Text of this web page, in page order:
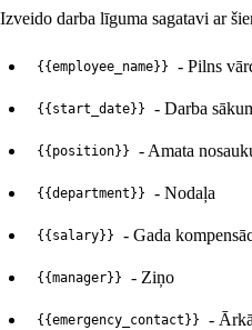
Izveido darba līguma sagatavi ar
{{employee_name}} - Pilns
{{start_date}} - Darba
{{position}} - Amata
{{department}} - Nodaļa
{{salary}} - Gada
{{manager}} - Ziņo
{{emergency_contact}} -